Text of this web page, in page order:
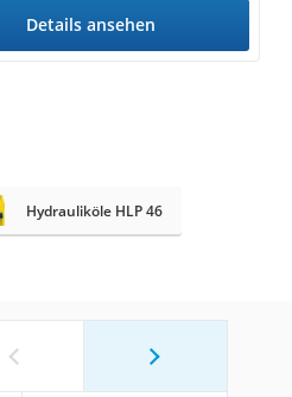
Details ansehen
Hydrauliköle HLP 46